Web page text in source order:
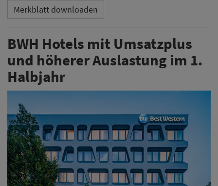
Merkblatt downloaden
BWH Hotels mit Umsatzplus
und höherer Auslastung im 1.
Halbjahr